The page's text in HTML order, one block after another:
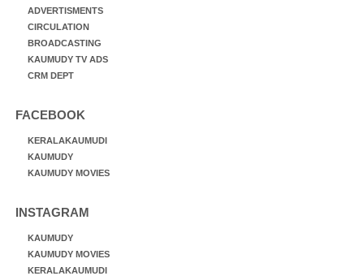
ADVERTISMENTS
CIRCULATION
BROADCASTING
KAUMUDY TV ADS
CRM DEPT
FACEBOOK
KERALAKAUMUDI
KAUMUDY
KAUMUDY MOVIES
INSTAGRAM
KAUMUDY
KAUMUDY MOVIES
KERALAKAUMUDI